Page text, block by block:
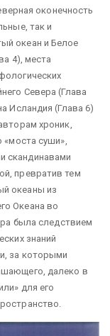
оконечность
так и
океан и Белое
4), места
Севера (Глава
Исландия (Глава 6)
хроник,
«моста суши»,
скандинавами
превратив тем
океаны из
Океана во
была следствием
знаний
за которыми
далеко в
для его